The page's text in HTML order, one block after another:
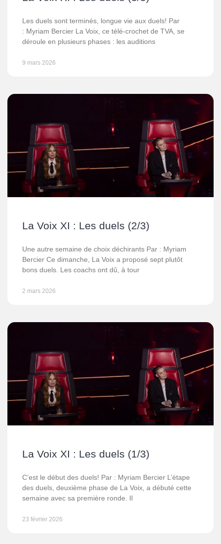
Les duels sont terminés, longue vie aux duels! Par
: Myriam Bercier La Voix, ce télé-crochet de TVA, se
déroule en plusieurs phases : les auditions
9 mars 2026
La Voix XI : Les duels (2/3)
Une autre semaine de choix déchirants Par : Myriam
Bercier Ce dimanche, La Voix a proposé sept plutôt
bons duels. Les coachs ont dû, à tour
2 mars 2026
La Voix XI : Les duels (1/3)
C’est le début des duels! Par : Myriam Bercier L’étape
des duels, deuxième phase de La Voix, a débuté cette
semaine avec sa première ronde. Il
23 février 2026